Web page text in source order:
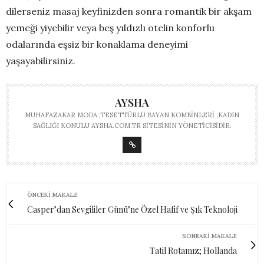
dilerseniz masaj keyfinizden sonra romantik bir akşam
yemeği yiyebilir veya beş yıldızlı otelin konforlu
odalarında eşsiz bir konaklama deneyimi
yaşayabilirsiniz.
AYSHA
MUHAFAZAKAR MODA ,TESETTÜRLÜ BAYAN KOMBINLERI ,KADIN
SAĞLIĞI KONULU AYSHA.COM.TR SITESININ YÖNETICISIDIR.
ÖNCEKI MAKALE
Casper’dan Sevgililer Günü’ne Özel Hafif ve Şık Teknoloji
SONRAKI MAKALE
Tatil Rotamız; Hollanda